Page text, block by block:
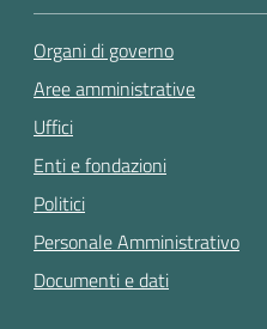
Organi di governo
Aree amministrative
Uffici
Enti e fondazioni
Politici
Personale Amministrativo
Documenti e dati